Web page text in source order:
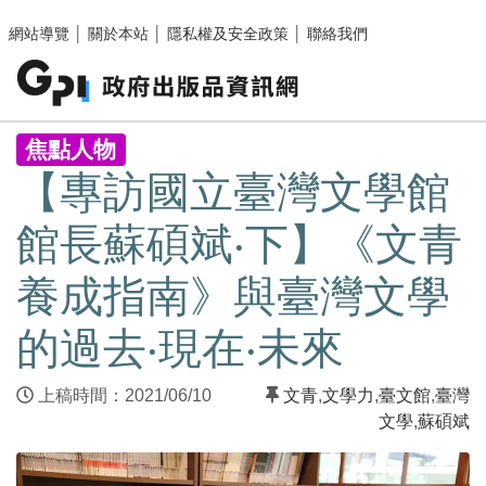
網站導覽
關於本站 隱私權及安全政策 聯絡我們
:::
焦點人物
【專訪國立臺灣文學館
館長蘇碩斌‧下】《文青
養成指南》與臺灣文學
的過去‧現在‧未來
上稿時間：2021/06/10 文青,文學力,臺文館,臺灣
文學,蘇碩斌